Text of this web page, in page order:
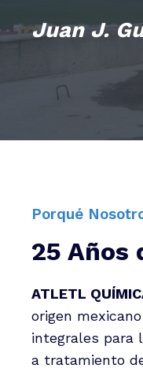
Juan J.
Porqué
25 Años
ATLETL
origen
integrales para
a tratamiento